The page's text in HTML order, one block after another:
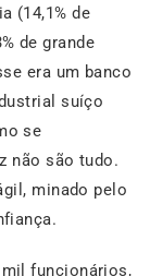
(14,1% de
de grande
era um banco
suíço
se
não são tudo.
minado pelo
funcionários,